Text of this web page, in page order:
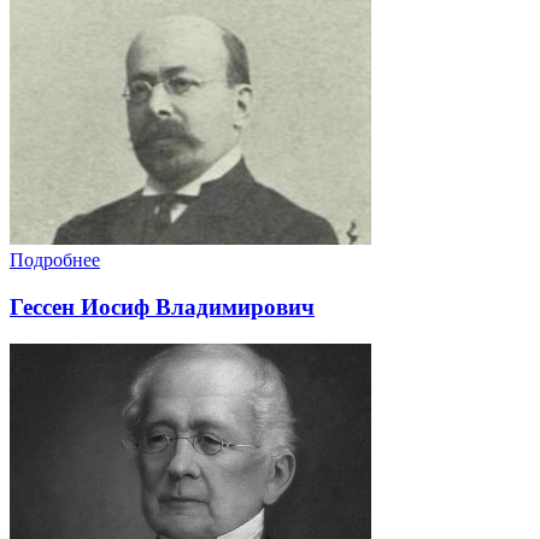
Подробнее
Гессен Иосиф Владимирович